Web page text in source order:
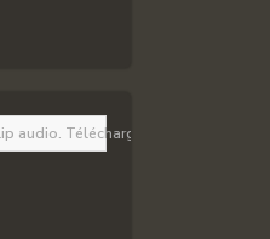
audio. Téléchargez la dernière